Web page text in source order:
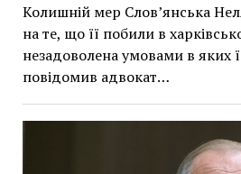
Колишній мер Слов’янська
на те, що її побили в
незадоволена умовами в яких
повідомив адвокат…